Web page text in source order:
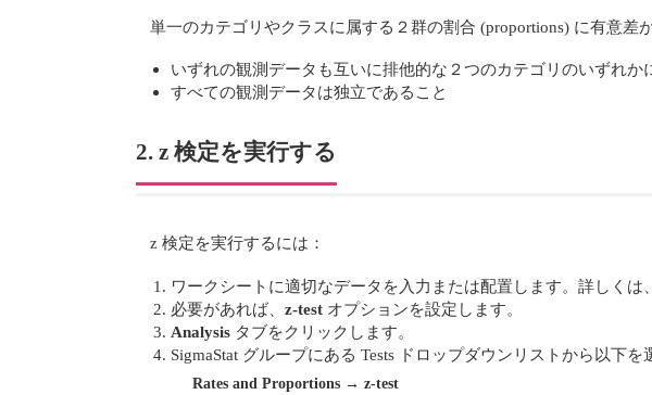
単一のカテゴリやクラスに属する２群の割合 (proportions) に有意
いずれの観測データも互いに排他的な２つのカテゴリのいずれか
すべての観測データは独立であること
2. z 検定を実行する
z 検定を実行するには：
ワークシートに適切なデータを入力または配置します。詳しくは、
必要があれば、 z-test オプションを設定します。
Analysis タブをクリックします。
SigmaStat グループにある Tests ドロップダウンリストから以下を
Rates and Proportions →z-test